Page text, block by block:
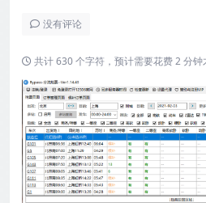
没有评论
共计 630 个字符，预计需要花费 2 分钟